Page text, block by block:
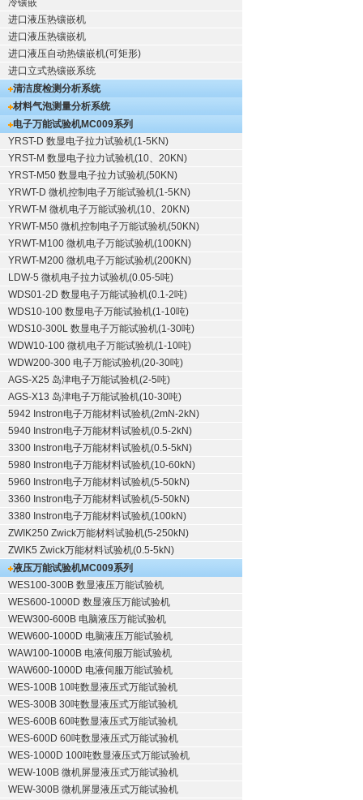
冷镶嵌
进口液压热镶嵌机
进口液压热镶嵌机
进口液压自动热镶嵌机(可矩形)
进口立式热镶嵌系统
清洁度检测分析系统
材料气泡测量分析系统
电子万能试验机MC009系列
YRST-D 数显电子拉力试验机(1-5KN)
YRST-M 数显电子拉力试验机(10、20KN)
YRST-M50 数显电子拉力试验机(50KN)
YRWT-D 微机控制电子万能试验机(1-5KN)
YRWT-M 微机电子万能试验机(10、20KN)
YRWT-M50 微机控制电子万能试验机(50KN)
YRWT-M100 微机电子万能试验机(100KN)
YRWT-M200 微机电子万能试验机(200KN)
LDW-5 微机电子拉力试验机(0.05-5吨)
WDS01-2D 数显电子万能试验机(0.1-2吨)
WDS10-100 数显电子万能试验机(1-10吨)
WDS10-300L 数显电子万能试验机(1-30吨)
WDW10-100 微机电子万能试验机(1-10吨)
WDW200-300 电子万能试验机(20-30吨)
AGS-X25 岛津电子万能试验机(2-5吨)
AGS-X13 岛津电子万能试验机(10-30吨)
5942 Instron电子万能材料试验机(2mN-2kN)
5940 Instron电子万能材料试验机(0.5-2kN)
3300 Instron电子万能材料试验机(0.5-5kN)
5980 Instron电子万能材料试验机(10-60kN)
5960 Instron电子万能材料试验机(5-50kN)
3360 Instron电子万能材料试验机(5-50kN)
3380 Instron电子万能材料试验机(100kN)
ZWIK250 Zwick万能材料试验机(5-250kN)
ZWIK5 Zwick万能材料试验机(0.5-5kN)
液压万能试验机MC009系列
WES100-300B 数显液压万能试验机
WES600-1000D 数显液压万能试验机
WEW300-600B 电脑液压万能试验机
WEW600-1000D 电脑液压万能试验机
WAW100-1000B 电液伺服万能试验机
WAW600-1000D 电液伺服万能试验机
WES-100B 10吨数显液压式万能试验机
WES-300B 30吨数显液压式万能试验机
WES-600B 60吨数显液压式万能试验机
WES-600D 60吨数显液压式万能试验机
WES-1000D 100吨数显液压式万能试验机
WEW-100B 微机屏显液压式万能试验机
WEW-300B 微机屏显液压式万能试验机